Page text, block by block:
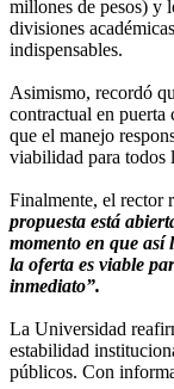
millones de pesos) y
divisiones
indispensables.
Asimismo, recordó
contractual en
que el manejo
viabilidad para todos
Finalmente, el rector
propuesta está
momento en que así
la oferta es viable
inmediato”.
La Universidad
estabilidad
públicos. Con